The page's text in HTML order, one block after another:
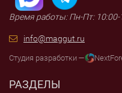
Время работы: Пн-Пт: 10:00-
info@maggut.ru
Студия разработки —
РАЗДЕЛЫ